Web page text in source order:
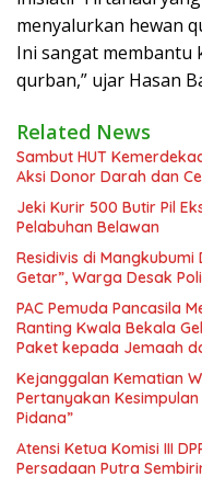
menyalurkan hewan
Ini sangat membantu
qurban,” ujar Hasan
Related News
Sambut HUT
Aksi Donor Darah dan
Jeki Kurir 500 Butir Pil
Pelabuhan Belawan
Residivis di
Getar”, Warga Desak
PAC Pemuda Pancasila
Ranting Kwala Bekala
Paket kepada Jemaah
Kejanggalan Kematian
Pertanyakan
Pidana”
Atensi Ketua Komisi III
Persadaan Putra